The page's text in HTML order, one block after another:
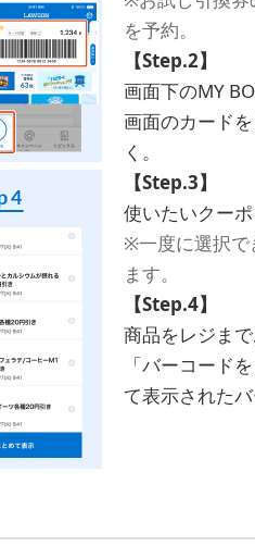
を予約。
【Step.2】
画面下のMY
画面のカード
く。
【Step.3】
使いたいクー
※一度に選択で
ます。
【Step.4】
商品をレジま
「バーコード
て表示された